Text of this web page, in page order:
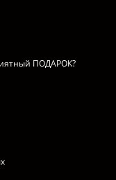
ПОДАРОК?